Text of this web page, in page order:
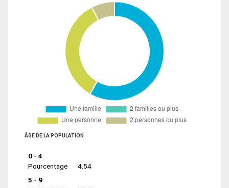
ÂGE DE LA POPULATION
0 - 4
Pourcentage
4.54
5 - 9